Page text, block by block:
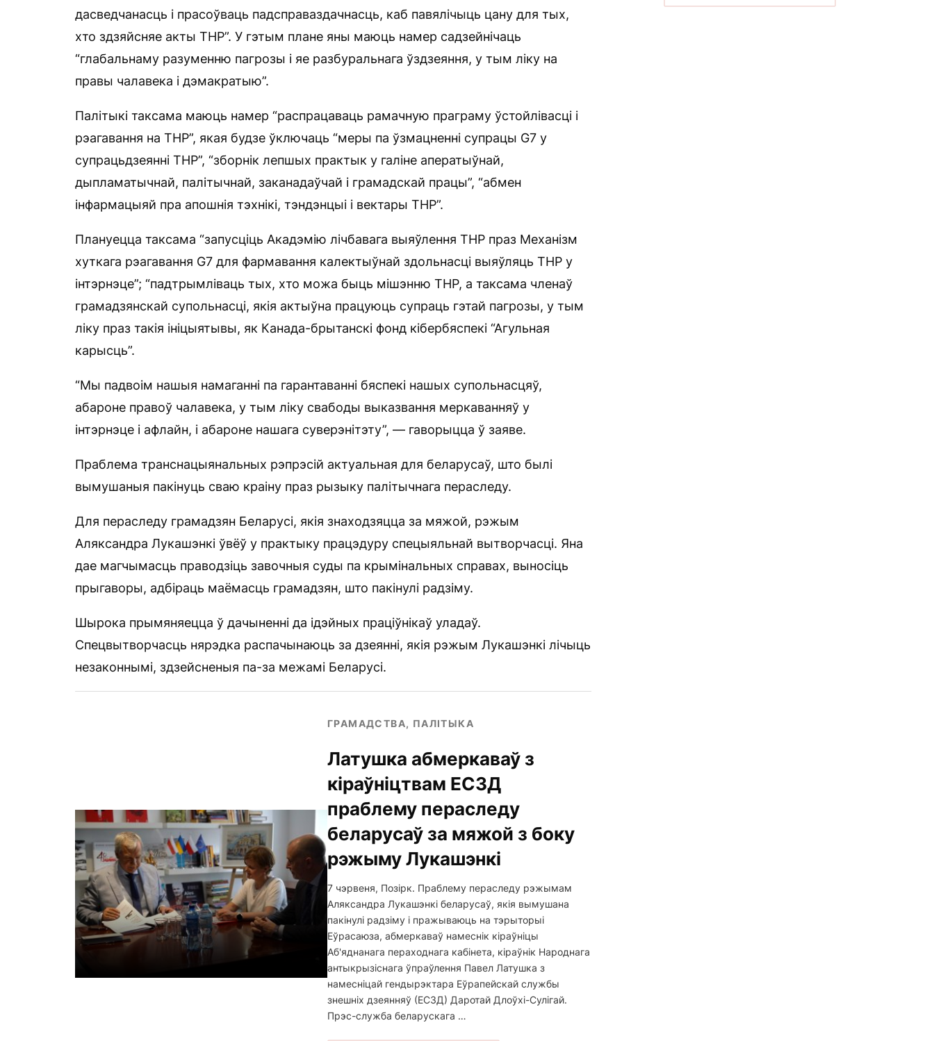
дасведчанасць і прасоўваць падсправаздачнасць, каб павялічыць цану для тых,
хто здзяйсняе акты ТНР”. У гэтым плане яны маюць намер садзейнічаць
“глабальнаму разуменню пагрозы і яе разбуральнага ўздзеяння, у тым ліку на
правы чалавека і дэмакратыю”.
Палітыкі таксама маюць намер “распрацаваць рамачную праграму ўстойлівасці і
рэагавання на ТНР”, якая будзе ўключаць “меры па ўзмацненні супрацы G7 у
супрацьдзеянні ТНР”, “зборнік лепшых практык у галіне аператыўнай,
дыпламатычнай, палітычнай, заканадаўчай і грамадскай працы”, “абмен
інфармацыяй пра апошнія тэхнікі, тэндэнцыі і вектары ТНР”.
Плануецца таксама “запусціць Акадэмію лічбавага выяўлення ТНР праз Механізм
хуткага рэагавання G7 для фармавання калектыўнай здольнасці выяўляць ТНР у
інтэрнэце”; “падтрымліваць тых, хто можа быць мішэнню ТНР, а таксама членаў
грамадзянскай супольнасці, якія актыўна працуюць супраць гэтай пагрозы, у тым
ліку праз такія ініцыятывы, як Канада-брытанскі фонд кібербяспекі “Агульная
карысць”.
“Мы падвоім нашыя намаганні па гарантаванні бяспекі нашых супольнасцяў,
абароне правоў чалавека, у тым ліку свабоды выказвання меркаванняў у
інтэрнэце і афлайн, і абароне нашага суверэнітэту”, — гаворыцца ў заяве.
Праблема транснацыянальных рэпрэсій актуальная для беларусаў, што былі
вымушаныя пакінуць сваю краіну праз рызыку палітычнага пераследу.
Для пераследу грамадзян Беларусі, якія знаходзяцца за мяжой, рэжым
Аляксандра Лукашэнкі ўвёў у практыку працэдуру спецыяльнай вытворчасці. Яна
дае магчымасць праводзіць завочныя суды па крымінальных справах, выносіць
прыгаворы, адбіраць маёмасць грамадзян, што пакінулі радзіму.
Шырока прымяняецца ў дачыненні да ідэйных праціўнікаў уладаў.
Спецвытворчасць нярэдка распачынаюць за дзеянні, якія рэжым Лукашэнкі лічыць
незаконнымі, здзейсненыя па-за межамі Беларусі.
ГРАМАДСТВА, ПАЛІТЫКА
Латушка абмеркаваў з
кіраўніцтвам ЕСЗД
праблему пераследу
беларусаў за мяжой з боку
рэжыму Лукашэнкі
7 чэрвеня, Позірк. Праблему пераследу рэжымам
Аляксандра Лукашэнкі беларусаў, якія вымушана
пакінулі радзіму і пражываюць на тэрыторыі
Еўрасаюза, абмеркаваў намеснік кіраўніцы
Аб'яднанага пераходнага кабінета, кіраўнік Народнага
антыкрызіснага ўпраўлення Павел Латушка з
намесніцай гендырэктара Еўрапейскай службы
знешніх дзеянняў (ЕСЗД) Даротай Длоўхі-Сулігай.
Прэс-служба беларускага …